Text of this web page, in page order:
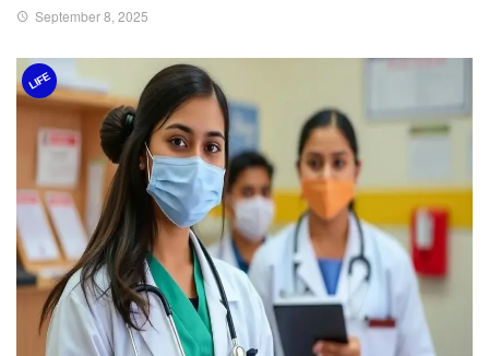
September 8, 2025
LIFE